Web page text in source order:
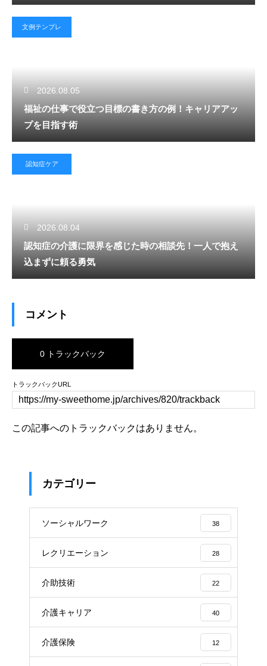
文例テンプレ
2026.08.05
福祉の仕事で役立つ目標の書き方の例！キャリアアッ
プを目指す術
認知症ケア
2026.08.04
認知症の介護に限界を感じた時の相談先！一人で抱え
込まずに頼る勇気
コメント
0 トラックバック
トラックバックURL
この記事へのトラックバックはありません。
カテゴリー
ソーシャルワーク 38
レクリエーション 28
介助技術 22
介護キャリア 40
介護保険 12